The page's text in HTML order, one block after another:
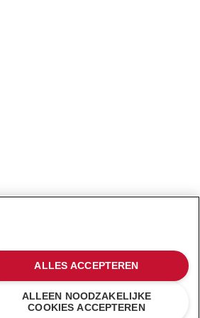
ALLEEN NOODZAKELIJKE
COOKIES ACCEPTEREN
ALLES ACCEPTEREN